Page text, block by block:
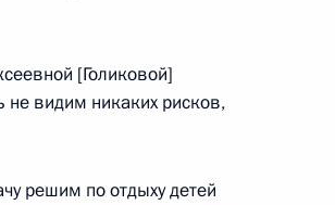
[Голиковой]
видим никаких рисков,
решим по отдыху детей